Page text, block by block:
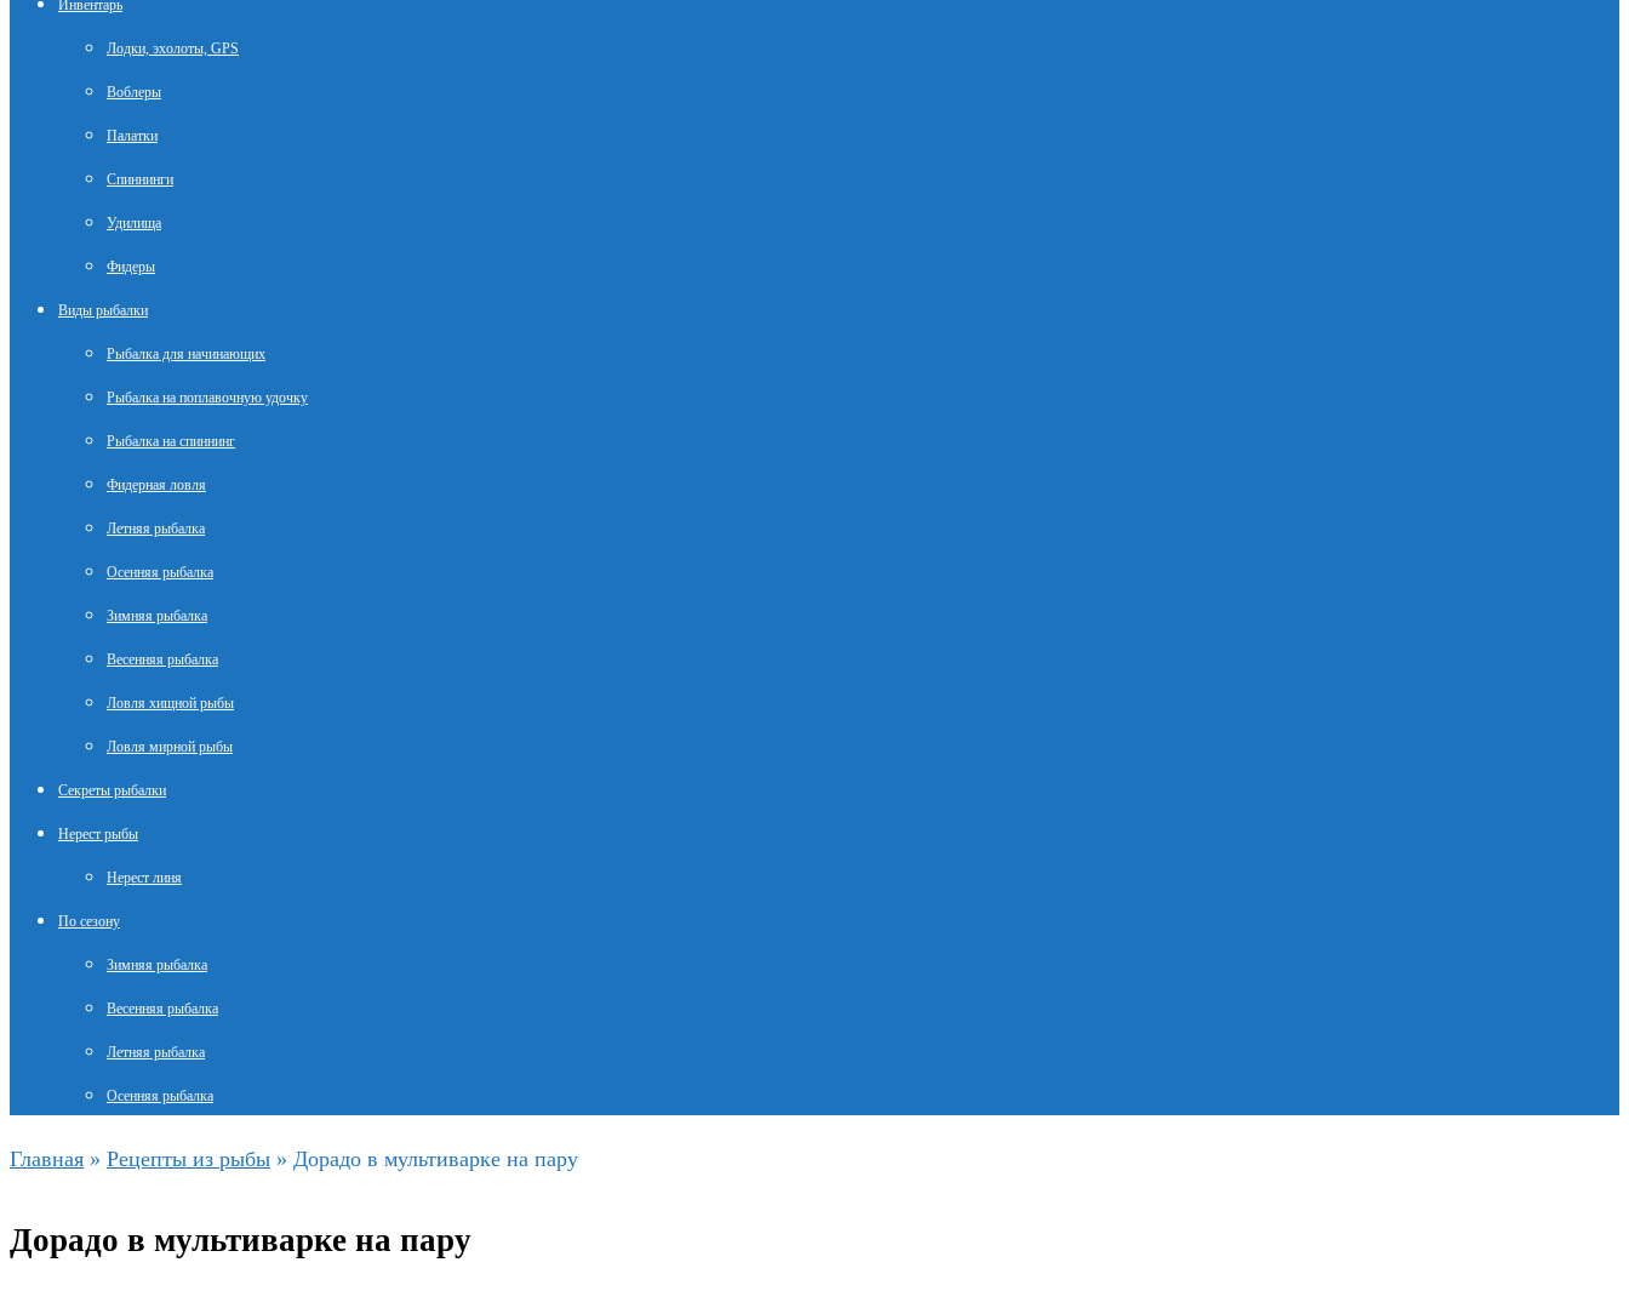
Инвентарь
Лодки, эхолоты, GPS
Воблеры
Палатки
Спиннинги
Удилища
Фидеры
Виды рыбалки
Рыбалка для начинающих
Рыбалка на поплавочную удочку
Рыбалка на спиннинг
Фидерная ловля
Летняя рыбалка
Осенняя рыбалка
Зимняя рыбалка
Весенняя рыбалка
Ловля хищной рыбы
Ловля мирной рыбы
Секреты рыбалки
Нерест рыбы
Нерест линя
По сезону
Зимняя рыбалка
Весенняя рыбалка
Летняя рыбалка
Осенняя рыбалка
Главная » Рецепты из рыбы » Дорадо в мультиварке на пару
Дорадо в мультиварке на пару